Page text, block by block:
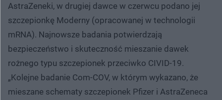
AstraZeneki, w drugiej dawce w czerwcu podano jej
szczepionkę Moderny (opracowanej w technologii
mRNA). Najnowsze badania potwierdzają
bezpieczeństwo i skuteczność mieszanie dawek
rożnego typu szczepionek przeciwko CIVID-19.
„Kolejne badanie Com-COV, w którym wykazano, że
mieszane schematy szczepionek Pfizer i AstraZeneca